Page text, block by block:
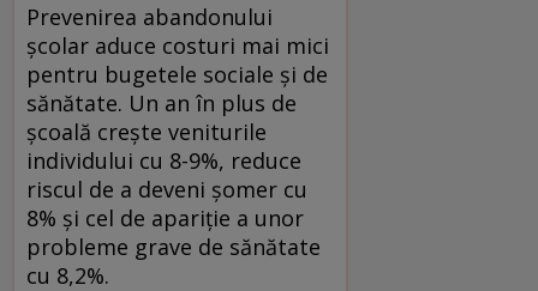
Prevenirea abandonului
şcolar aduce costuri mai mici
pentru bugetele sociale şi de
sănătate. Un an în plus de
şcoală creşte veniturile
individului cu 8-9%, reduce
riscul de a deveni şomer cu
8% şi cel de apariţie a unor
probleme grave de sănătate
cu 8,2%.